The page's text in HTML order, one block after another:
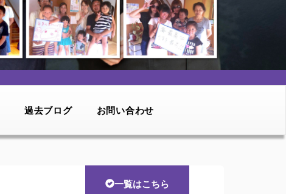
過去ブログ お問い合わせ
一覧はこちら